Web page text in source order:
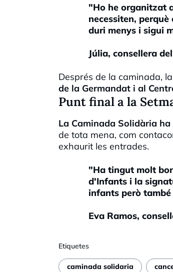
"Ho he organitzat
necessiten,
duri menys i sigui
Júlia, consellera
Després de la caminada,
de la Germandat i al
Punt final a la
La Caminada Solidària
de tota mena, com
exhaurit les entrades.
"Ha tingut molt
d'Infants i la
infants però
Eva Ramos,
Etiquetes
caminada solidaria